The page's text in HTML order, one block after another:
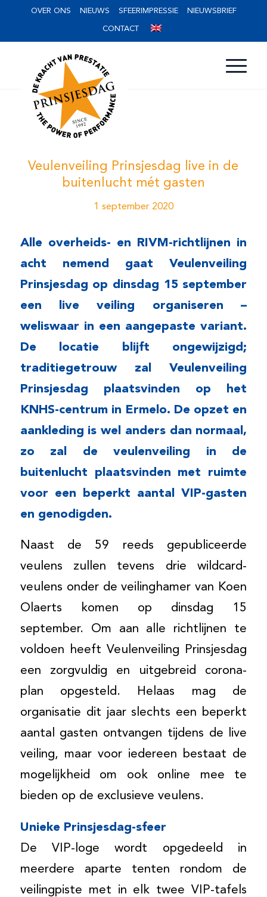
OVER ONS NIEUWS SFEERIMPRESSIE NIEUWSBRIEF
CONTACT
Veulenveiling Prinsjesdag live in de
buitenlucht mét gasten
1 september 2020
Alle overheids- en RIVM-richtlijnen in
acht nemend gaat Veulenveiling
Prinsjesdag op dinsdag 15 september
een live veiling organiseren –
weliswaar in een aangepaste variant.
De locatie blijft ongewijzigd;
traditiegetrouw zal Veulenveiling
Prinsjesdag plaatsvinden op het
KNHS-centrum in Ermelo. De opzet en
aankleding is wel anders dan normaal,
zo zal de veulenveiling in de
buitenlucht plaatsvinden met ruimte
voor een beperkt aantal VIP-gasten
en genodigden.
Naast de 59 reeds gepubliceerde
veulens zullen tevens drie wildcard-
veulens onder de veilinghamer van Koen
Olaerts komen op dinsdag 15
september. Om aan alle richtlijnen te
voldoen heeft Veulenveiling Prinsjesdag
een zorgvuldig en uitgebreid corona-
plan opgesteld. Helaas mag de
organisatie dit jaar slechts een beperkt
aantal gasten ontvangen tijdens de live
veiling, maar voor iedereen bestaat de
mogelijkheid om ook online mee te
bieden op de exclusieve veulens.
Unieke Prinsjesdag-sfeer
De VIP-loge wordt opgedeeld in
meerdere aparte tenten rondom de
veilingpiste met in elk twee VIP-tafels